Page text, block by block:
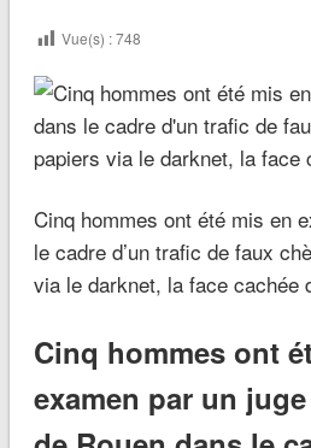
Vue(s) :748
Cinq hommes ont été mis en
le cadre d’un trafic de faux
via le darknet, la face cachée
Cinq hommes ont
examen par un